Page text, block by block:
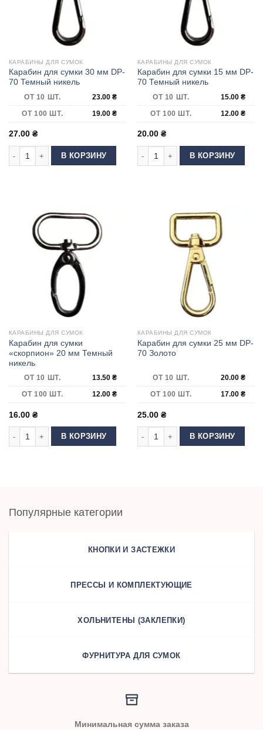
КАРАБИНЫ ДЛЯ СУМОК
Карабин для сумки 30 мм DP-
70 Темный никель
ОТ 10 ШТ. 23.00 ₴
ОТ 100 ШТ.
19.00 ₴
27.00 ₴
Количество товара Карабин для сумки 30 мм DP-70 Темный никель
В КОРЗИНУ
КАРАБИНЫ ДЛЯ СУМОК
Карабин для сумки 15 мм DP-
70 Темный никель
ОТ 10 ШТ. 15.00 ₴
ОТ 100 ШТ.
12.00 ₴
20.00 ₴
Количество товара Карабин для
В КОРЗИНУ
КАРАБИНЫ ДЛЯ СУМОК
Карабин для сумки
«скорпион» 20 мм Темный
никель
ОТ 10 ШТ. 13.50 ₴
ОТ 100 ШТ.
12.00 ₴
16.00 ₴
Количество товара Карабин для сумки "скорпион" 20 мм Темный никель
В КОРЗИНУ
КАРАБИНЫ ДЛЯ СУМОК
Карабин для сумки 25 мм DP-
70 Золото
ОТ 10 ШТ. 20.00 ₴
ОТ 100 ШТ.
17.00 ₴
25.00 ₴
Количество товара Карабин для
В КОРЗИНУ
Популярные категории
КНОПКИ И ЗАСТЕЖКИ
ПРЕССЫ И КОМПЛЕКТУЮЩИЕ
ХОЛЬНИТЕНЫ (ЗАКЛЕПКИ)
ФУРНИТУРА ДЛЯ СУМОК
Минимальная сумма заказа